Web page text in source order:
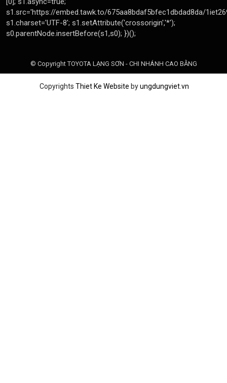
© Copyright TOYOTA LẠNG SƠN - CHI NHÁNH CAO BẰNG
Copyrights Thiet Ke Website byungdungviet.vn